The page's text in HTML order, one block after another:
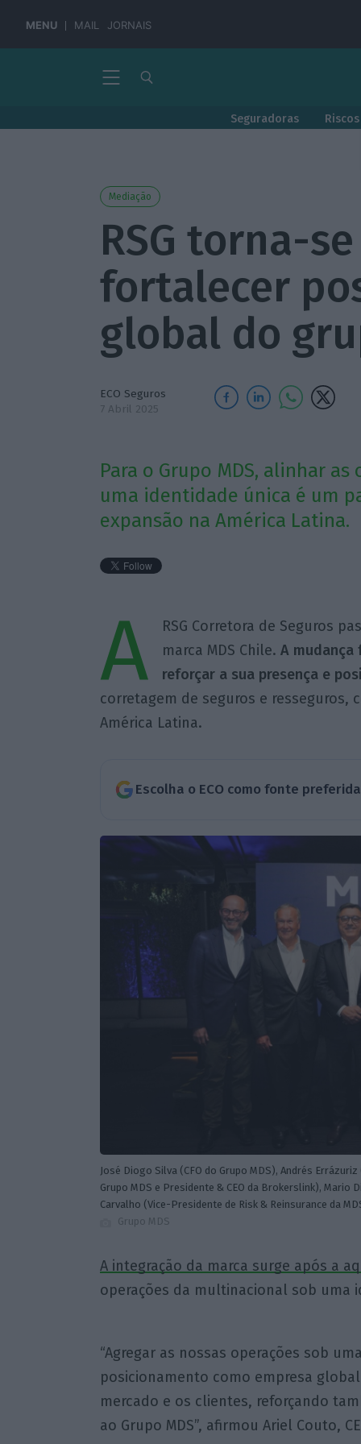
MENU MAIL JORNAIS
Seguradoras
Mediação
RSG torna-
fortalecer
global do
ECO Seguros
7 Abril 2025
Para o Grupo MDS, alinhar
uma identidade única é um
expansão na América Latina.
A
RSG Corretora de Seguros
marca MDS Chile. A mudança
reforçar a sua presença e
corretagem de seguros e
América Latina.
Escolha o ECO como fonte
José Diogo Silva (CFO do Grupo MDS), Andrés
Grupo MDS e Presidente & CEO da Brokerslink), Mario
Carvalho (Vice-Presidente de Risk & Reinsurance da
Grupo MDS
A integração da marca surge após a
operações da multinacional sob uma
“Agregar as nossas operações sob
posicionamento como empresa
mercado e os clientes, reforçando
ao Grupo MDS”, afirmou Ariel Couto,